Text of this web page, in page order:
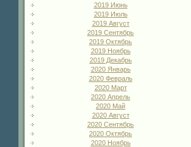
2019 Июнь
2019 Июль
2019 Август
2019 Сентябрь
2019 Октябрь
2019 Ноябрь
2019 Декабрь
2020 Январь
2020 Февраль
2020 Март
2020 Апрель
2020 Май
2020 Август
2020 Сентябрь
2020 Октябрь
2020 Ноябрь